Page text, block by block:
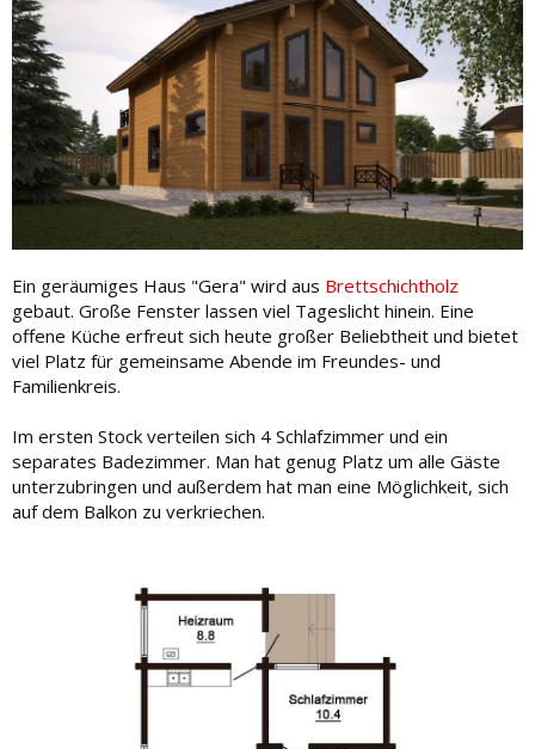
Ein geräumiges Haus "Gera" wird aus Brettschichtholz
gebaut. Große Fenster lassen viel Tageslicht hinein. Eine
offene Küche erfreut sich heute großer Beliebtheit und bietet
viel Platz für gemeinsame Abende im Freundes- und
Familienkreis.
Im ersten Stock verteilen sich 4 Schlafzimmer und ein
separates Badezimmer. Man hat genug Platz um alle Gäste
unterzubringen und außerdem hat man eine Möglichkeit, sich
auf dem Balkon zu verkriechen.